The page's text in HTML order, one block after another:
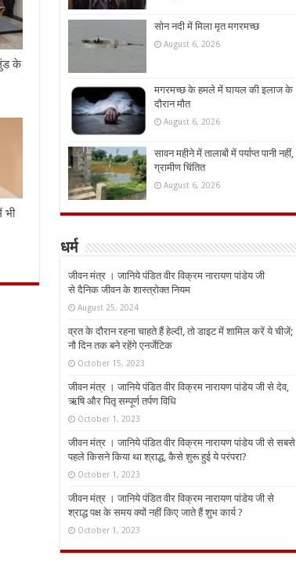
के
भी
सोन नदी में मिला मृत मगरमच्छ
August 6, 2026
मगरमच्छ के हमले में घायल की इलाज के
दौरान मौत
August 6, 2026
सावन महीने में तालाबों में पर्याप्त पानी नहीं,
ग्रामीण चिंतित
August 6, 2026
धर्म
जीवन मंत्र । जानिये पंडित वीर विक्रम नारायण पांडेय जी
से दैनिक जीवन के शास्त्रोक्त नियम
August 25, 2024
व्रत के दौरान रहना चाहते हैं हेल्दी, तो डाइट में शामिल करें ये चीजें;
नौ दिन तक बने रहेंगे एनर्जेटिक
October 15, 2023
जीवन मंत्र । जानिये पंडित वीर विक्रम नारायण पांडेय जी से देव,
ऋषि और पितृ सम्पूर्ण तर्पण विधि
October 1, 2023
जीवन मंत्र । जानिये पंडित वीर विक्रम नारायण पांडेय जी से सबसे
पहले किसने किया था श्राद्ध, कैसे शुरू हुई ये परंपरा?
October 1, 2023
जीवन मंत्र । जानिये पंडित वीर विक्रम नारायण पांडेय जी से
श्राद्ध पक्ष के समय क्यों नहीं किए जाते हैं शुभ कार्य ?
October 1, 2023